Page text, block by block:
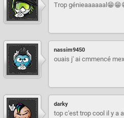
Trop
nassim9450
ouais j' ai cmmencé
darky
top c'est trop cool il y a